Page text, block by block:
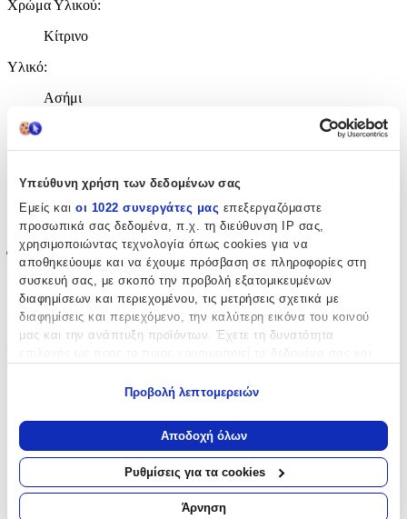
Υπεύθυνη χρήση των δεδομένων σας
Εμείς και οι 1022 συνεργάτες μας επεξεργαζόμαστε
προσωπικά σας δεδομένα, π.χ. τη διεύθυνση IP σας,
χρησιμοποιώντας τεχνολογία όπως cookies για να
αποθηκεύουμε και να έχουμε πρόσβαση σε πληροφορίες στη
συσκευή σας, με σκοπό την προβολή εξατομικευμένων
διαφημίσεων και περιεχομένου, τις μετρήσεις σχετικά με
διαφημίσεις και περιεχόμενο, την καλύτερη εικόνα του κοινού
μας και την ανάπτυξη προϊόντων. Έχετε τη δυνατότητα
Να συλλέξουμε πληροφορίες σχετικά με τη γεωγραφική
σας τοποθεσία, οι οποίες μπορεί να είναι ακριβείς σε
απόσταση μερικών μέτρων
Να αναγνωρίσουμε τη συσκευή σας σαρώνοντας ενεργά
για συγκεκριμένα χαρακτηριστικά (δακτυλικό αποτύπωμα)
Προβολή λεπτομερειών
Αποδοχή όλων
Ρυθμίσεις για τα cookies
Άρνηση
Χρώμα Υλικού:
Κίτρινο
Υλικό:
Ασήμι
Επιχρυσωμένα
Σετ :
Όχι
Έξτρα Χαρακτηριστικά
Νυφικά
Όχι
Είδος Πέτρας